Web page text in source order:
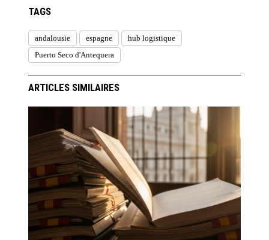
TAGS
andalousie espagne
hub logistique
Puerto Seco d'Antequera
ARTICLES SIMILAIRES